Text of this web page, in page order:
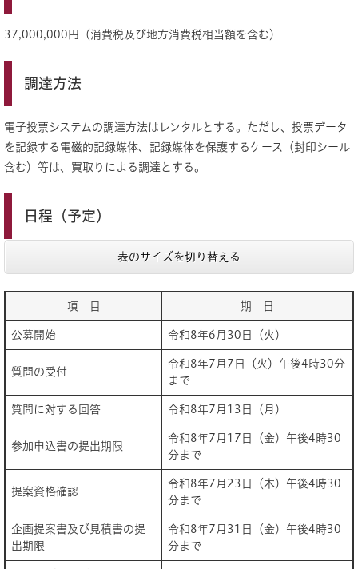
37,000,000円（消費税及び地方消費税相当額を含む）
調達方法
電子投票システムの調達方法はレンタルとする。ただし、投票データ
を記録する電磁的記録媒体、記録媒体を保護するケース（封印シール
含む）等は、買取りによる調達とする。
日程（予定）
表のサイズを切り替える
項 目 期 日
公募開始 令和8年6月30日（火）
質問の受付
令和8年7月7日（火）午後4時30分
まで
質問に対する回答 令和8年7月13日（月）
参加申込書の提出期限
令和8年7月17日（金）午後4時30
分まで
提案資格確認
令和8年7月23日（木）午後4時30
分まで
企画提案書及び見積書の提
出期限
令和8年7月31日（金）午後4時30
分まで